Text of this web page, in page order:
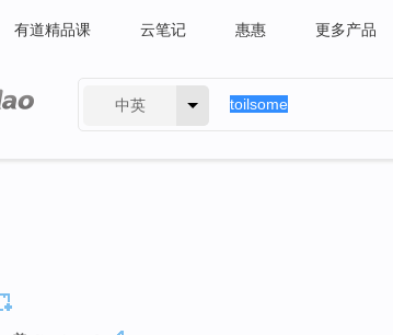
有道精品课 云笔记 惠惠 更多产品
中英